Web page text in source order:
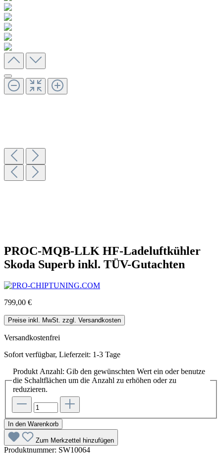
PROC-MQB-LLK HF-Ladeluftkühler
Skoda Superb inkl. TÜV-Gutachten
799,00 €
Preise inkl. MwSt. zzgl. Versandkosten
Versandkostenfrei
Sofort verfügbar, Lieferzeit: 1-3 Tage
Produkt Anzahl: Gib den gewünschten Wert ein oder benutze
die Schaltflächen um die Anzahl zu erhöhen oder zu
reduzieren.
In den Warenkorb
Zum Merkzettel hinzufügen
Produktnummer: SW10064